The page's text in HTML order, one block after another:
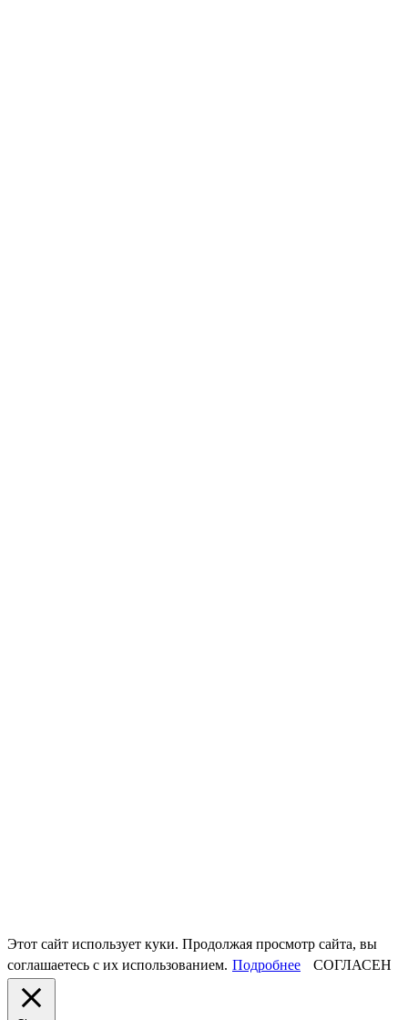
Этот сайт использует куки. Продолжая просмотр сайта, вы
соглашаетесь с их использованием. Подробнее СОГЛАСЕН